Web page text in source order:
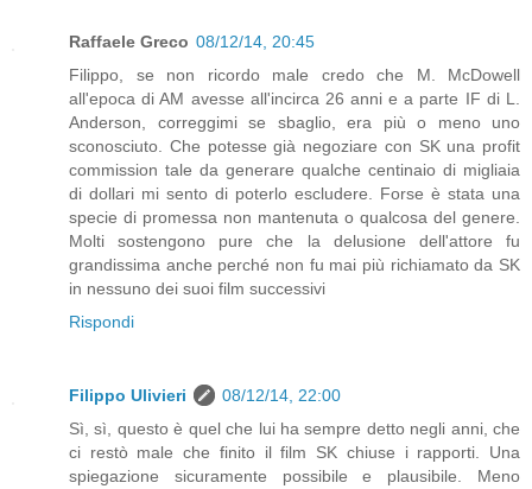
Raffaele Greco 08/12/14, 20:45
Filippo, se non ricordo male credo che M. McDowell
all'epoca di AM avesse all'incirca 26 anni e a parte IF di L.
Anderson, correggimi se sbaglio, era più o meno uno
sconosciuto. Che potesse già negoziare con SK una profit
commission tale da generare qualche centinaio di migliaia
di dollari mi sento di poterlo escludere. Forse è stata una
specie di promessa non mantenuta o qualcosa del genere.
Molti sostengono pure che la delusione dell'attore fu
grandissima anche perché non fu mai più richiamato da SK
in nessuno dei suoi film successivi
Rispondi
Filippo Ulivieri
08/12/14, 22:00
Sì, sì, questo è quel che lui ha sempre detto negli anni, che
ci restò male che finito il film SK chiuse i rapporti. Una
spiegazione sicuramente possibile e plausibile. Meno